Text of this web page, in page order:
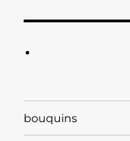
bouquins